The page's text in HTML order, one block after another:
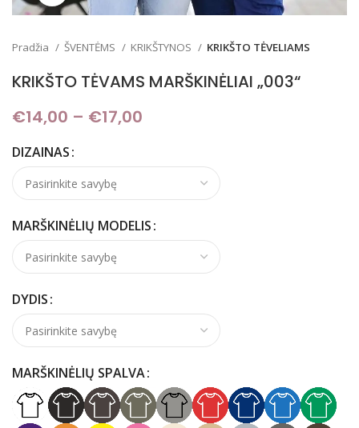
Pradžia ŠVENTĖMS KRIKŠTYNOS KRIKŠTO TĖVELIAMS
KRIKŠTO TĖVAMS MARŠKINĖLIAI „003“
€14,00 – €17,00
DIZAINAS
MARŠKINĖLIŲ MODELIS
DYDIS
MARŠKINĖLIŲ SPALVA